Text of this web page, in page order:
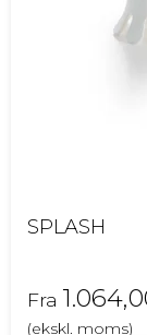
SPLASH
Fra
(ekskl. moms)